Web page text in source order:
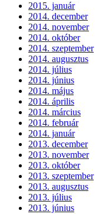
2015. január
2014. december
2014. november
2014. október
2014. szeptember
2014. augusztus
2014. július
2014. június
2014. május
2014. április
2014. március
2014. február
2014. január
2013. december
2013. november
2013. október
2013. szeptember
2013. augusztus
2013. július
2013. június